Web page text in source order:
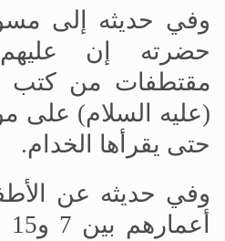
وفي حديثه إلى
حضرته إن
مقتطفات من كتب
(عليه السلام) على
حتى يقرأها الخدام.
وفي حديثه عن